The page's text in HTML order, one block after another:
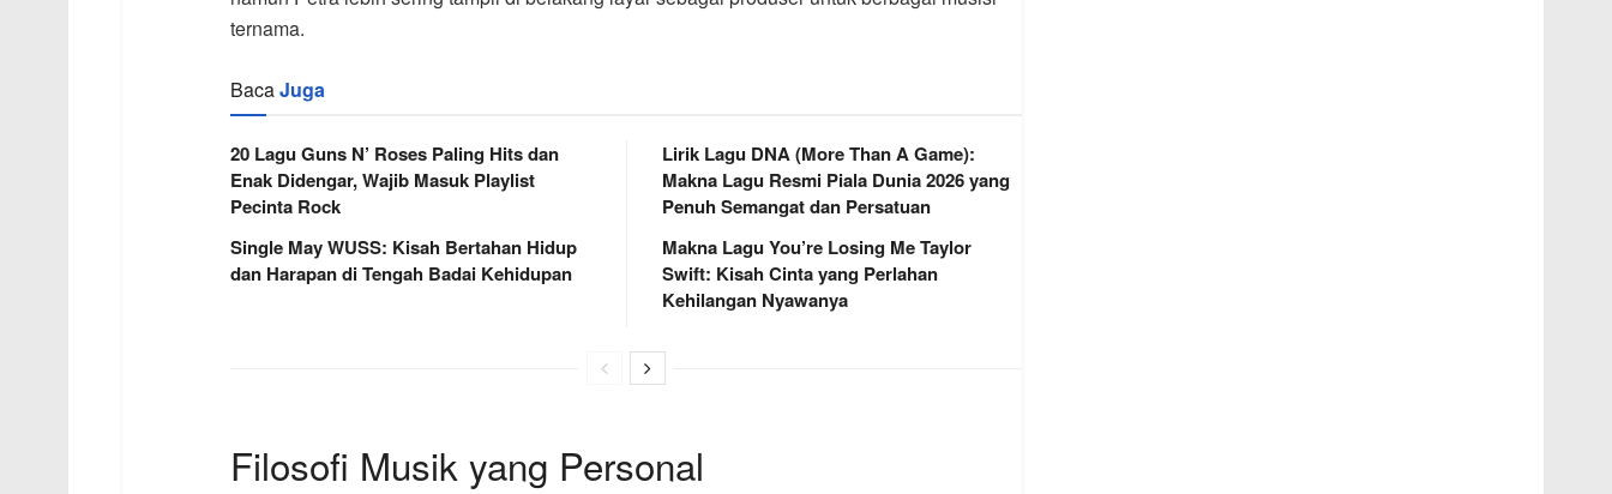
ternama.
BacaJuga
20 Lagu Guns N’ Roses Paling Hits dan
Enak Didengar, Wajib Masuk Playlist
Pecinta Rock
Single May WUSS: Kisah Bertahan Hidup
dan Harapan di Tengah Badai Kehidupan
Lirik Lagu DNA (More Than A Game):
Makna Lagu Resmi Piala Dunia 2026 yang
Penuh Semangat dan Persatuan
Makna Lagu You’re Losing Me Taylor
Swift: Kisah Cinta yang Perlahan
Kehilangan Nyawanya
Filosofi Musik yang Personal